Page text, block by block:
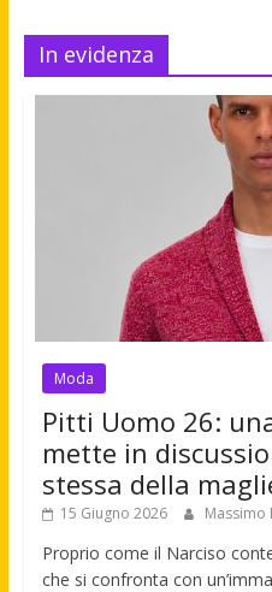
In evidenza
Moda
Pitti Uomo 26:
mette in
stessa della
15 Giugno 2026 Massimo
Proprio come il Narciso
che si confronta con